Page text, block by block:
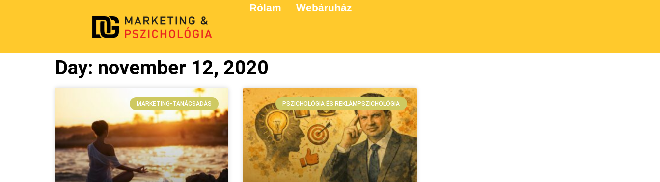
Rólam Webáruház
Day: november 12, 2020
MARKETING-TANÁCSADÁS PSZICHOLÓGIA ÉS REKLÁMPSZICHOLÓGIA